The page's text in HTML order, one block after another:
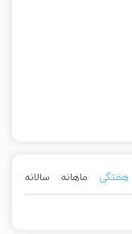
هفتگی ماهانه سالانه